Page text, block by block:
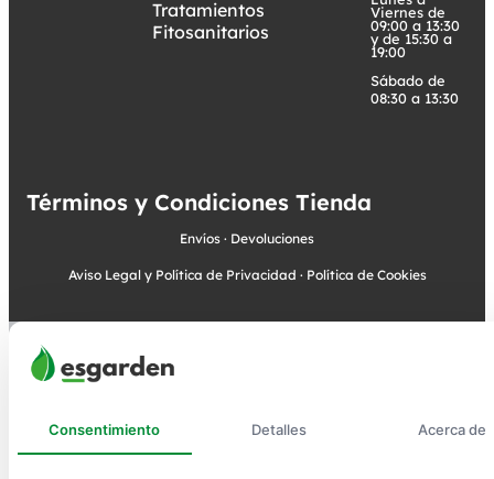
Tratamientos
Fitosanitarios
Viernes de
09:00 a 13:30
y de 15:30 a
19:00
Sábado de
08:30 a 13:30
Términos y Condiciones Tienda
Envíos · Devoluciones
Aviso Legal y Política de Privacidad · Política de Cookies
Consentimiento Detalles Acerca de